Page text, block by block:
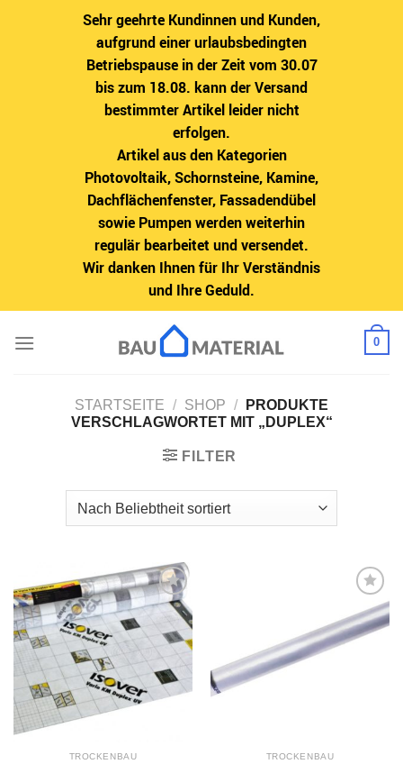
Sehr geehrte Kundinnen und Kunden,
aufgrund einer urlaubsbedingten
Betriebspause in der Zeit vom 30.07
bis zum 18.08. kann der Versand
bestimmter Artikel leider nicht
erfolgen.
Artikel aus den Kategorien
Photovoltaik, Schornsteine, Kamine,
Dachflächenfenster, Fassadendübel
sowie Pumpen werden weiterhin
regulär bearbeitet und versendet.
Wir danken Ihnen für Ihr Verständnis
und Ihre Geduld.
Inhalt
0
STARTSEITE / SHOP /
PRODUKTE
VERSCHLAGWORTET MIT „DUPLEX“
FILTER
Zur
Wunschliste
hinzufügen
TROCKENBAU
Wunschliste
hinzufügen
TROCKENBAU